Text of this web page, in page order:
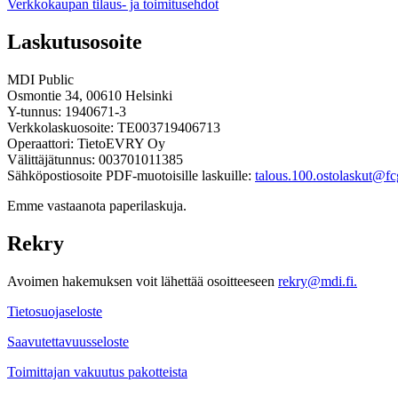
Verkkokaupan tilaus- ja toimitusehdot
Laskutusosoite
MDI Public
Osmontie 34, 00610 Helsinki
Y-tunnus: 1940671-3
Verkkolaskuosoite: TE003719406713
Operaattori: TietoEVRY Oy
Välittäjätunnus: 003701011385
Sähköpostiosoite PDF-muotoisille laskuille:
Emme vastaanota paperilaskuja.
Rekry
Avoimen hakemuksen voit lähettää osoitteeseen rekry@mdi.fi.
Tietosuojaseloste
Saavutettavuusseloste
Toimittajan vakuutus pakotteista